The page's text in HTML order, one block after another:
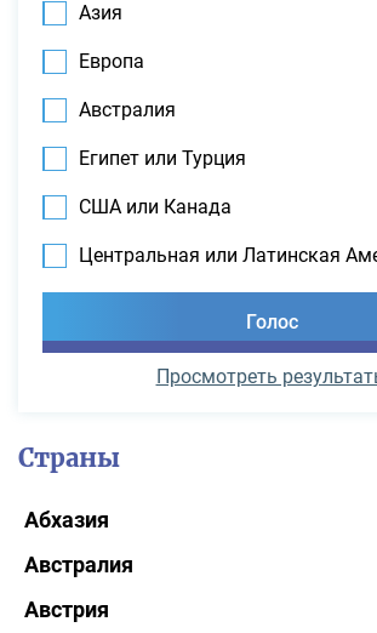
Азия
Европа
Австралия
Египет или Турция
США или Канада
Центральная или Латинская
Просмотреть
Страны
Абхазия
Австралия
Австрия